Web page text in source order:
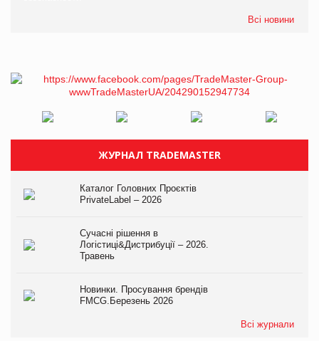
Всі новини
ЖУРНАЛ TRADEMASTER
Каталог Головних Проєктів
PrivateLabel – 2026
Сучасні рішення в
Логістиці&Дистрибуції – 2026.
Травень
Новинки. Просування брендів
FMCG.Березень 2026
Всі журнали